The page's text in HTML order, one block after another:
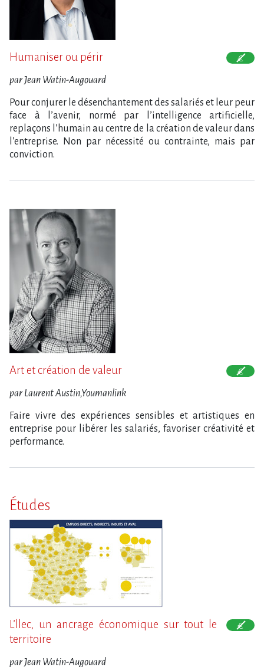
Humaniser ou périr
par Jean Watin-Augouard
Pour conjurer le désenchantement des salariés et leur peur
face à l’avenir, normé par l’intelligence artificielle,
replaçons l’humain au centre de la création de valeur dans
l’entreprise. Non par nécessité ou contrainte, mais par
conviction.
Art et création de valeur
par Laurent Austin,Youmanlink
Faire vivre des expériences sensibles et artistiques en
entreprise pour libérer les salariés, favoriser créativité et
performance.
Études
L’llec, un ancrage économique sur tout le
territoire
par Jean Watin-Augouard